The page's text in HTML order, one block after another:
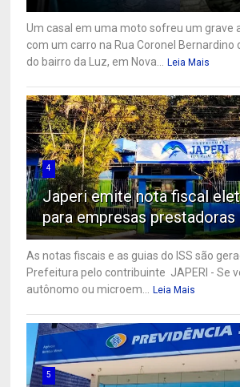
Um casal em uma moto sofreu um grave
com um carro na Rua Coronel Bernardino
do bairro da Luz, em Nova...
Leia Mais
4
Japeri emite nota fiscal
para empresas
As notas fiscais e as guias do ISS são
Prefeitura pelo contribuinte JAPERI - Se
autônomo ou microem...
Leia Mais
5